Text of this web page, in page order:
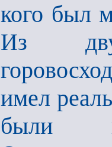
кого был
Из
имел
были